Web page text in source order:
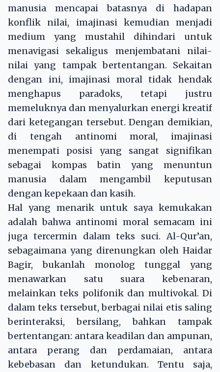
manusia mencapai batasnya di hadapan
konflik nilai, imajinasi kemudian menjadi
medium yang mustahil dihindari untuk
menavigasi sekaligus menjembatani nilai-
nilai yang tampak bertentangan. Sekaitan
dengan ini, imajinasi moral tidak hendak
menghapus paradoks, tetapi justru
memeluknya dan menyalurkan energi kreatif
dari ketegangan tersebut. Dengan demikian,
di tengah antinomi moral, imajinasi
menempati posisi yang sangat signifikan
sebagai kompas batin yang menuntun
manusia dalam mengambil keputusan
dengan kepekaan dan kasih.
Hal yang menarik untuk saya kemukakan
adalah bahwa antinomi moral semacam ini
juga tercermin dalam teks suci. Al-Qur’an,
sebagaimana yang direnungkan oleh Haidar
Bagir, bukanlah monolog tunggal yang
menawarkan satu suara kebenaran,
melainkan teks polifonik dan multivokal. Di
dalam teks tersebut, berbagai nilai etis saling
berinteraksi, bersilang, bahkan tampak
bertentangan: antara keadilan dan ampunan,
antara perang dan perdamaian, antara
kebebasan dan ketundukan. Tentu saja,